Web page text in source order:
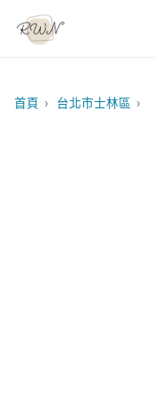
首頁 › 台北市士林區 ›